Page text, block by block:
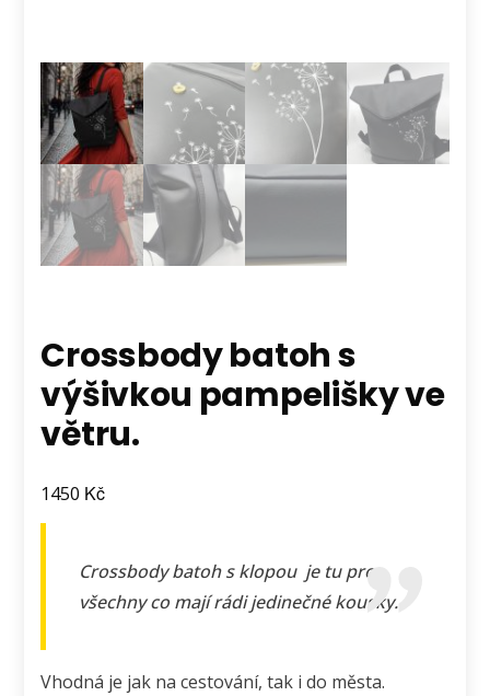
Crossbody batoh s
výšivkou pampelišky ve
větru.
1450 Kč
Crossbody batoh s klopou je tu pro
všechny co mají rádi jedinečné kousky.
Vhodná je jak na cestování, tak i do města.